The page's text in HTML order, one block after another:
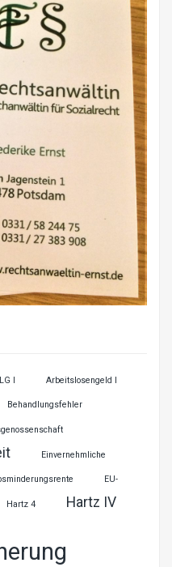
I Arbeitslosengeld I
Behandlungsfehler
Einvernehmliche
EU-
Hartz 4 Hartz IV